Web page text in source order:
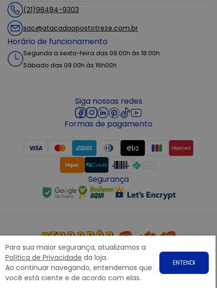
Para sua maior segurança, atualizamos a
Política de Privacidade da loja.
Ao continuar navegando, entendemos que
você está ciente e de acordo com elas.
ENTENDI
(21)98484-9303
sac@atacadaopostotreze.com.br
Horário de funcionamento
Segunda a sexta-feira das 09:00h às 18:00h
Sábado das 09:00h às 16h00h
Siga nossas redes
Formas de pagamento
Segurança
Copyright © 2022 ATACADÃO POSTO 13 - Todos os direitos
reservados. CNPJ: 15.360.767/0001-07
Rodovia Presidente Dutra, nº1258 Galpão 1268 – Bairro: Prata,